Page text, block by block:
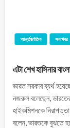
আর্ন্তজাতিক সব খবর
এটা শেখ হাসিনার
ভারত সরকার ব্যর্থ
নজরুল বলেছেন, ভারতের
হাইকমিশনকে নিরাপত্তা
বলেন, ভারতকে বুঝতে